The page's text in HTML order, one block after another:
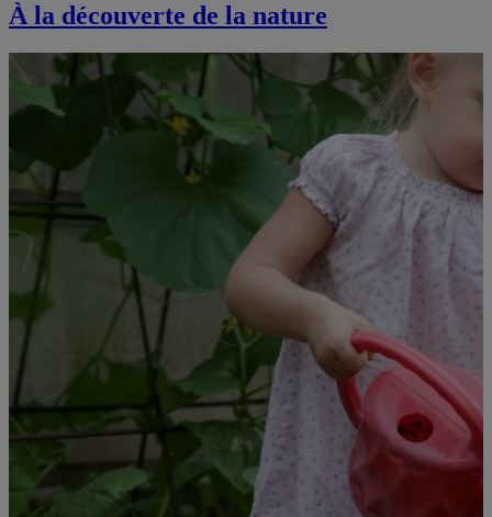
À la découverte de la nature